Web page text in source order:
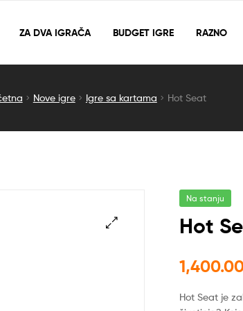
ZA DVA IGRAČA BUDGET IGRE RAZNO
Nove igre Igre sa kartama Hot Seat
Na stanju
Hot
Hot Seat je